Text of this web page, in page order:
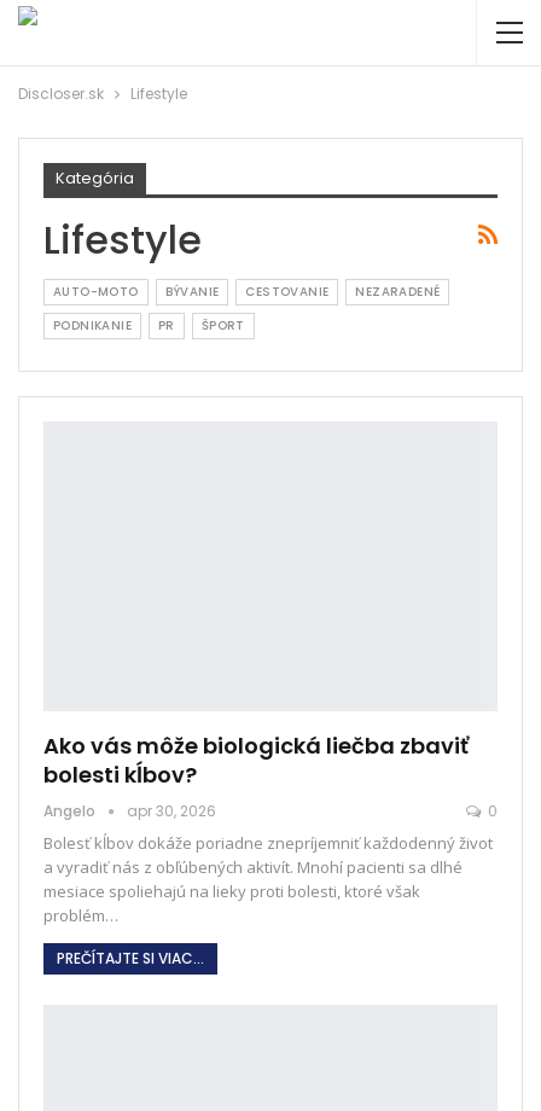
Discloser.sk Lifestyle
Kategória
Lifestyle
AUTO-MOTO BÝVANIE CESTOVANIE
NEZARADENÉ
PODNIKANIE
PR ŠPORT
Ako vás môže biologická liečba zbaviť
bolesti kĺbov?
Angelo apr 30, 2026 0
Bolesť kĺbov dokáže poriadne znepríjemniť každodenný život
a vyradiť nás z obľúbených aktivít. Mnohí pacienti sa dlhé
mesiace spoliehajú na lieky proti bolesti, ktoré však
problém…
PREČÍTAJTE SI VIAC...